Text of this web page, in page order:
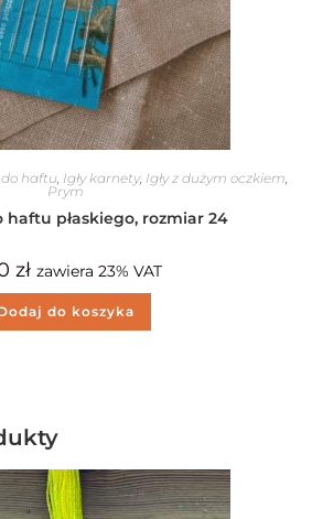
do haftu, Igły karnety, Igły z dużym oczkiem,
Prym
haftu płaskiego, rozmiar 24
zł zawiera 23% VAT
do koszyka